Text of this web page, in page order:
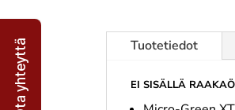
Tuotetiedot
EI SISÄLLÄ
Ota yhteyttä